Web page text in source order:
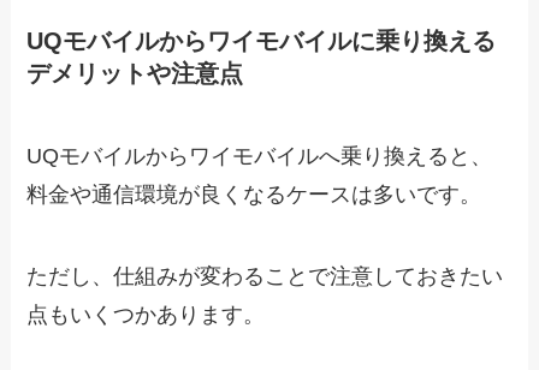
UQモバイルからワイモバイルに乗り換える
デメリットや注意点
UQモバイルからワイモバイルへ乗り換えると、
料金や通信環境が良くなるケースは多いです。
ただし、仕組みが変わることで注意しておきたい
点もいくつかあります。